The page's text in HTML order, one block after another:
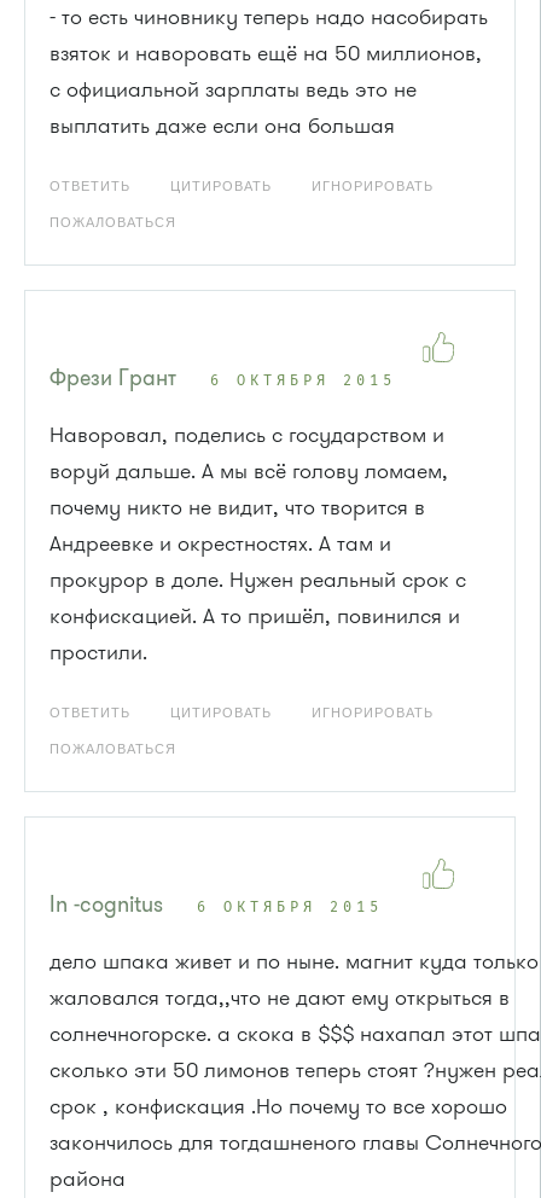
- то есть чиновнику теперь надо насобирать
взяток и наворовать ещё на 50 миллионов,
с официальной зарплаты ведь это не
выплатить даже если она большая
ОТВЕТИТЬ ЦИТИРОВАТЬ ИГНОРИРОВАТЬ
ПОЖАЛОВАТЬСЯ
Фрези Грант 6 ОКТЯБРЯ 2015
Наворовал, поделись с государством и
воруй дальше. А мы всё голову ломаем,
почему никто не видит, что творится в
Андреевке и окрестностях. А там и
прокурор в доле. Нужен реальный срок с
конфискацией. А то пришёл, повинился и
простили.
ОТВЕТИТЬ ЦИТИРОВАТЬ ИГНОРИРОВАТЬ
ПОЖАЛОВАТЬСЯ
In -cognitus 6 ОКТЯБРЯ 2015
дело шпака живет и по ныне. магнит куда
жаловался тогда,,что не дают ему открыться в
солнечногорске. а скока в $$$ нахапал этот
сколько эти 50 лимонов теперь стоят ?нужен
срок , конфискация .Но почему то все хорошо
закончилось для тогдашненого главы
района